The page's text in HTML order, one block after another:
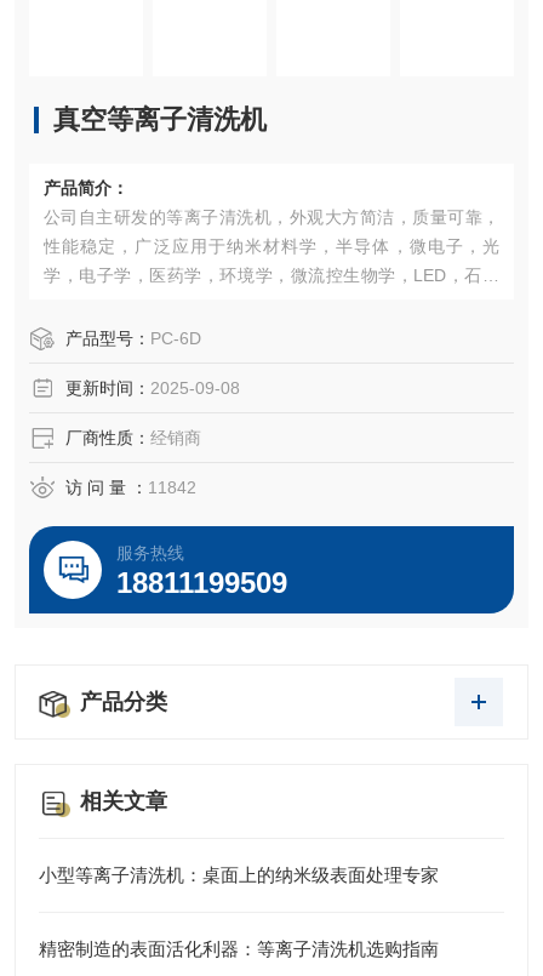
真空等离子清洗机
产品简介：
公司自主研发的等离子清洗机，外观大方简洁，质量可靠，
性能稳定，广泛应用于纳米材料学，半导体，微电子，光
学，电子学，医药学，环境学，微流控生物学，LED，石墨
主要用于以下实验：表面清洁、表面活化、键合、去胶、金
验、镀膜
产品型号： PC-6D
更新时间： 2025-09-08
厂商性质： 经销商
访 问 量 ： 11842
服务热线
18811199509
产品分类
相关文章
小型等离子清洗机：桌面上的纳米级表面处理专家
精密制造的表面活化利器：等离子清洗机选购指南